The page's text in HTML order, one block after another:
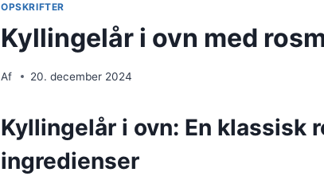
OPSKRIFTER
Kyllingelår i ovn med
Af 20. december 2024
Kyllingelår i ovn: En klassisk
ingredienser